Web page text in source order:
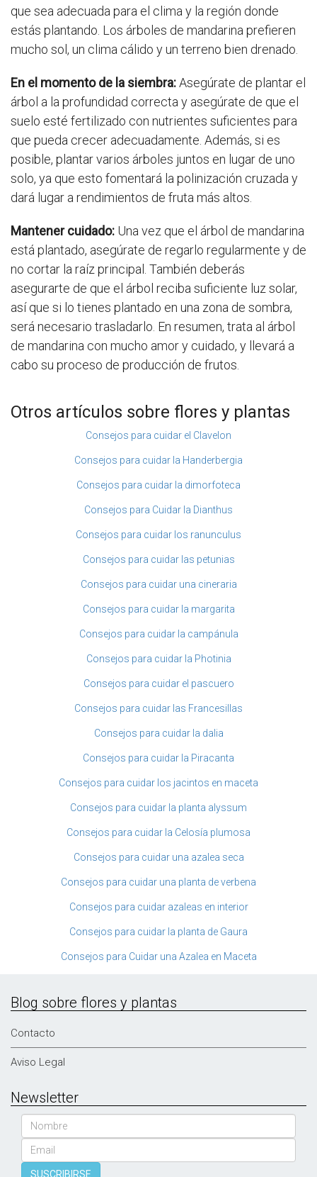
que sea adecuada para el clima y la región donde
estás plantando. Los árboles de mandarina prefieren
mucho sol, un clima cálido y un terreno bien drenado.
En el momento de la siembra:Asegúrate de plantar el
árbol a la profundidad correcta y asegúrate de que el
suelo esté fertilizado con nutrientes suficientes para
que pueda crecer adecuadamente. Además, si es
posible, plantar varios árboles juntos en lugar de uno
solo, ya que esto fomentará la polinización cruzada y
dará lugar a rendimientos de fruta más altos.
Mantener cuidado: Una vez que el árbol de mandarina
está plantado, asegúrate de regarlo regularmente y de
no cortar la raíz principal. También deberás
asegurarte de que el árbol reciba suficiente luz solar,
así que si lo tienes plantado en una zona de sombra,
será necesario trasladarlo. En resumen, trata al árbol
de mandarina con mucho amor y cuidado, y llevará a
cabo su proceso de producción de frutos.
Otros artículos sobre flores y plantas
Consejos para cuidar el Clavelon
Consejos para cuidar la Handerbergia
Consejos para cuidar la dimorfoteca
Consejos para Cuidar la Dianthus
Consejos para cuidar los ranunculus
Consejos para cuidar las petunias
Consejos para cuidar una cineraria
Consejos para cuidar la margarita
Consejos para cuidar la campánula
Consejos para cuidar la Photinia
Consejos para cuidar el pascuero
Consejos para cuidar las Francesillas
Consejos para cuidar la dalia
Consejos para cuidar la Piracanta
Consejos para cuidar los jacintos en maceta
Consejos para cuidar la planta alyssum
Consejos para cuidar la Celosía plumosa
Consejos para cuidar una azalea seca
Consejos para cuidar una planta de verbena
Consejos para cuidar azaleas en interior
Consejos para cuidar la planta de Gaura
Consejos para Cuidar una Azalea en Maceta
Blog sobre flores y plantas
Contacto
Aviso Legal
Newsletter
Nombre
Email
SUSCRIBIRSE